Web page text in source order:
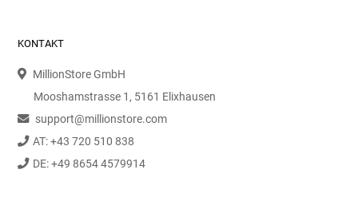
KONTAKT
MillionStore GmbH
Mooshamstrasse 1, 5161 Elixhausen
support@millionstore.com
AT: +43 720 510 838
DE: +49 8654 4579914